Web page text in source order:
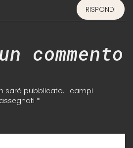
RISPONDI
commento
sarà pubblicato. I campi
*